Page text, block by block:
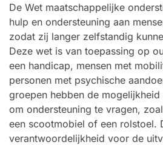
De Wet maatschappelijke
hulp en ondersteuning aan
zodat zij langer zelfstandig
Deze wet is van toepassing op
een handicap, mensen met
personen met psychische
groepen hebben de
om ondersteuning te vragen,
een scootmobiel of een rolstoel.
verantwoordelijkheid voor de